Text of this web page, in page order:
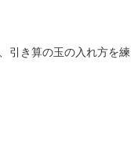
引き算の玉の入れ方を